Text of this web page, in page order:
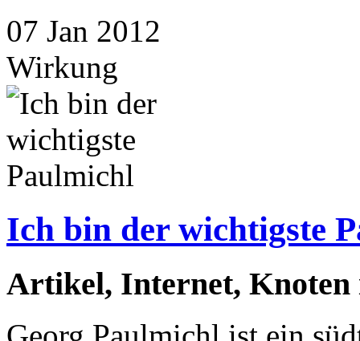
07 Jan 2012
Wirkung
Ich bin der wichtigste
Artikel, Internet, Knoten